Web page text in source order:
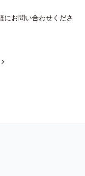
にお問い合わせくださ